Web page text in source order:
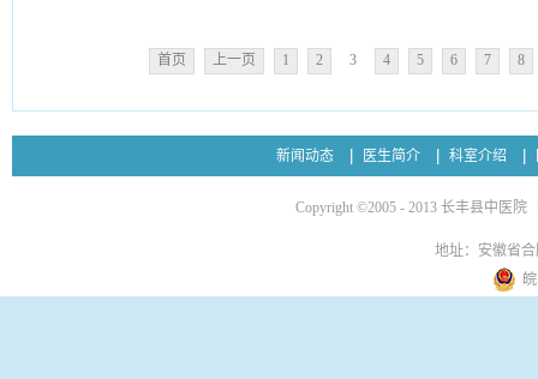
更多居民在家门口就能享受到优质、高
等方式，为社区居民提供了家门口的温馨
中医院第一分队在社区党群服务中心门口
异提出科学建议，帮助居民全面掌握自
极易波动，给家属带来极大困扰。志愿
语与患者沟通交流，在逐渐取得患者信
放过任何一个细节。经过详细了解，针
了一套完善的日常生活护理和医疗护理
首页 上一页 1 2 3 4 5 6 7 8
新闻动态 医生简介 科室介绍
Copyright ©2005 - 2013 长丰县中医院
地址：安徽省